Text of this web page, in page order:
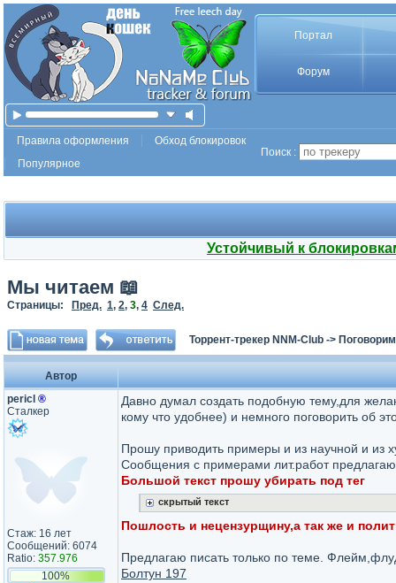
Портал
Форум
Правила оформления
Обход блокировок
Популярное
Поиск :
Устойчивый к
Мы читаем 📖
Страницы: Пред. 1, 2, 3, 4 След.
Торрент-трекер NNM-Club -> Поговорим
Автор
pericl ®
Сталкер
Стаж: 16 лет
Сообщений: 6074
Ratio: 357.976
100%
Давно думал создать подобную тему,для
кому что удобнее) и немного поговорить об
Прошу приводить примеры и из научной и из
Сообщения с примерами лит.работ
Большой текст прошу убирать под тег
скрытый текст
Пошлость и нецензурщину,а так же и
Предлагаю писать только по теме.
Болтун 197